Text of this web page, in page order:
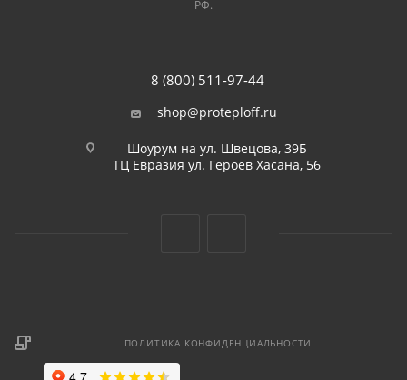
РФ.
8 (800) 511-97-44
shop@proteploff.ru
Шоурум на ул. Швецова, 39Б
ТЦ Евразия ул. Героев Хасана, 56
ПОЛИТИКА КОНФИДЕНЦИАЛЬНОСТИ